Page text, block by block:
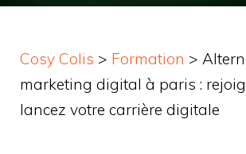
Cosy Colis > Formation >
marketing digital à paris :
lancez votre carrière digitale